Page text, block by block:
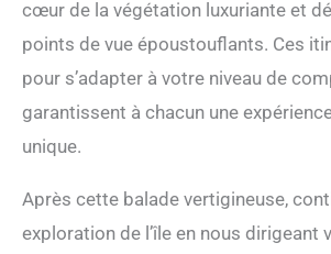
cœur de la végétation luxuriante et
points de vue époustouflants. Ces
pour s’adapter à votre niveau de
garantissent à chacun une
unique.
Après cette balade vertigineuse,
exploration de l’île en nous dirigeant